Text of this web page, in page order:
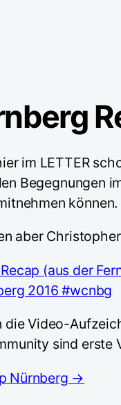
im LETTER
Begegnungen
können.
aber
(aus der
2016 #wcnbg
Video-
sind erste
Nürnberg →